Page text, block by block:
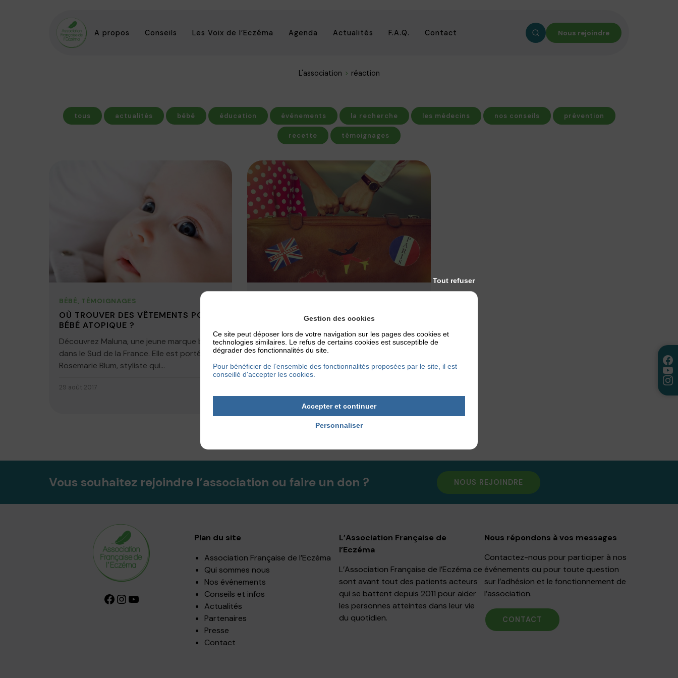
A propos Conseils Les Voix de l’Eczéma Agenda Actualités F.A.Q. Contact Nous rejoindre
L'association réaction
tous actualités bébé éducation événements la recherche les médecins nos conseils prévention
recette témoignages
BÉBÉ, TÉMOIGNAGES
OÙ TROUVER DES VÊTEMENTS POUR
BÉBÉ ATOPIQUE ?
Découvrez Maluna, une jeune marque basée
dans le Sud de la France. Elle est portée par
Rosemarie Blum, styliste qui...
29 août 2017
COMMENT PRÉPARER SES VACANCES
La préparation d’un voyage à l’étranger est
primordiale pour le bien-être des patients
atopiques. Voici nos différents conseils,
pour préparer...
Vous souhaitez rejoindre l’association ou faire un don ? NOUS REJOINDRE
Facebook Instagram YouTube
Plan du site
Association Française de l’Eczéma
Qui sommes nous
Nos événements
Conseils et infos
Actualités
Partenaires
Presse
Contact
L’Association Française de
l’Eczéma
L’Association Française de l’Eczéma ce
sont avant tout des patients acteurs
qui se battent depuis 2011 pour aider
les personnes atteintes dans leur vie
du quotidien.
Nous répondons à vos messages
Contactez-nous pour participer à nos
événements ou pour toute question
sur l’adhésion et le fonctionnement de
l’association.
CONTACT
Gestion des cookies
Ce site peut déposer lors de votre navigation sur les pages des cookies et
technologies similaires. Le refus de certains cookies est susceptible de
dégrader des fonctionnalités du site.
Pour bénéficier de l’ensemble des fonctionnalités proposées par le site, il est
conseillé d'accepter les cookies.
Accepter et continuer
Tout refuser
Personnaliser